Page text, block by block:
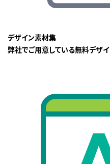
デザイン素材集
弊社でご用意している無料デザ